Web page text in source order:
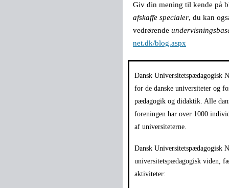
Giv din mening til kende på
afskaffe specialer, du kan
vedrørende
net.dk/blog.aspx
Dansk Universitetspædagogisk
for de danske universiteter og
pædagogik og didaktik. Alle
foreningen har over 1000
af universiteterne.
Dansk Universitetspædagogisk
universitetspædagogisk viden,
aktiviteter: